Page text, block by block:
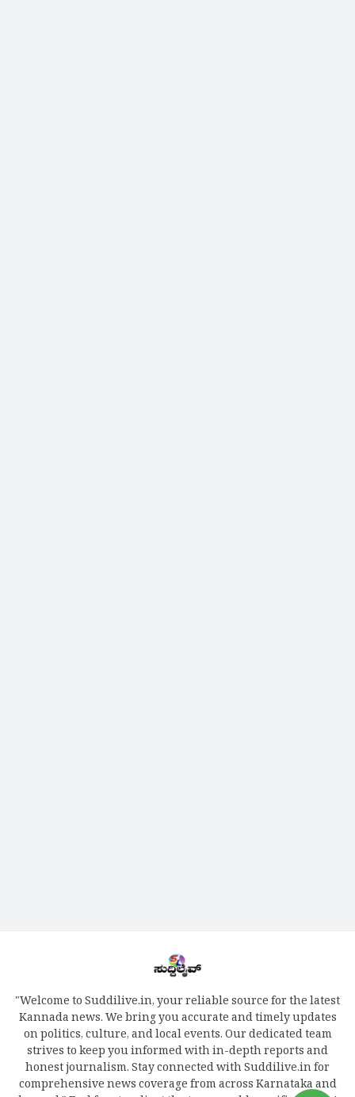
"Welcome to Suddilive.in, your reliable source for the latest
Kannada news. We bring you accurate and timely updates
on politics, culture, and local events. Our dedicated team
strives to keep you informed with in-depth reports and
honest journalism. Stay connected with Suddilive.in for
comprehensive news coverage from across Karnataka and